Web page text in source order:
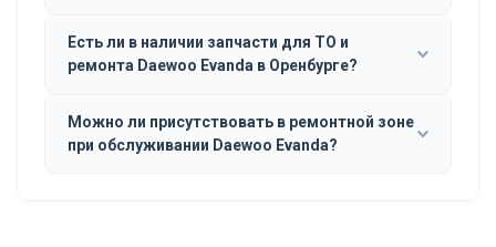
Есть ли в наличии запчасти для ТО и
ремонта Daewoo Evanda в Оренбурге?
Можно ли присутствовать в ремонтной зоне
при обслуживании Daewoo Evanda?